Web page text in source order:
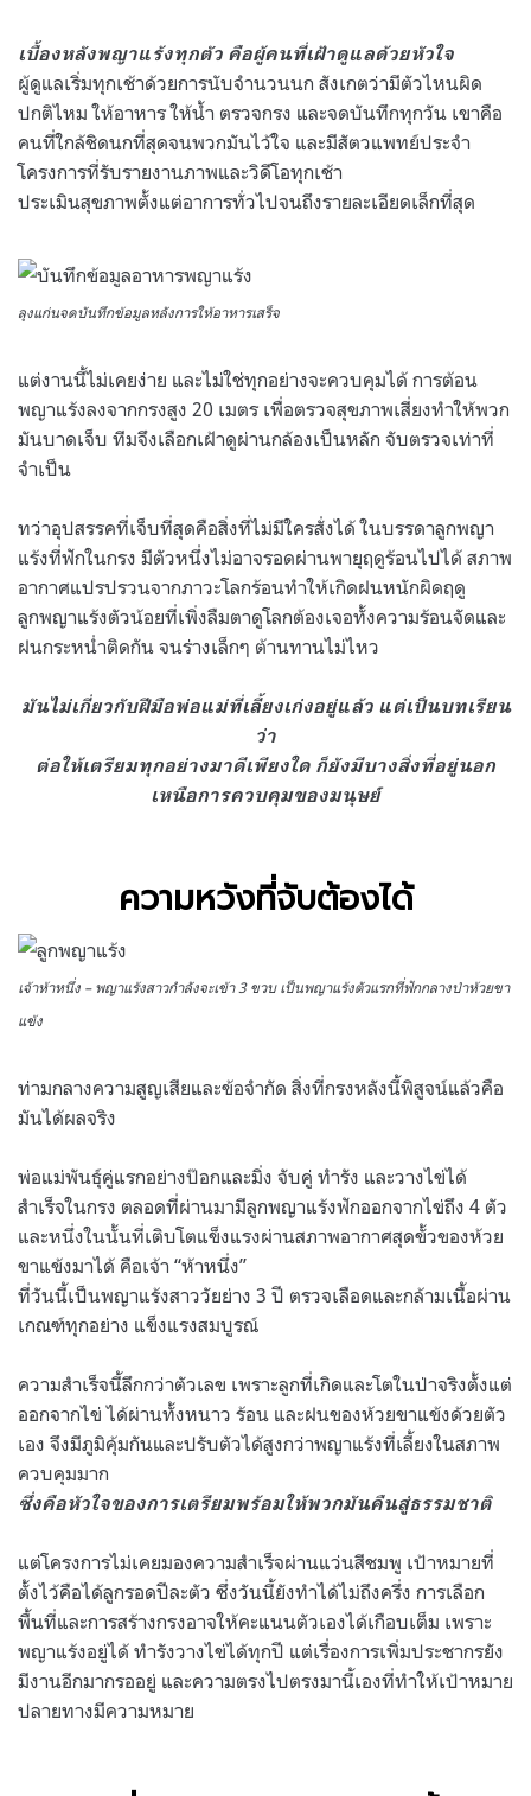
เบื้องหลังพญาแร้งทุกตัว คือผู้คนที่เฝ้าดูแลด้วยหัวใจ
ผู้ดูแลเริ่มทุกเช้าด้วยการนับจำนวนนก สังเกตว่ามีตัวไหนผิด
ปกติไหม ให้อาหาร ให้น้ำ ตรวจกรง และจดบันทึกทุกวัน เขาคือ
คนที่ใกล้ชิดนกที่สุดจนพวกมันไว้ใจ และมีสัตวแพทย์ประจำ
โครงการที่รับรายงานภาพและวิดีโอทุกเช้า
ประเมินสุขภาพตั้งแต่อาการทั่วไปจนถึงรายละเอียดเล็กที่สุด
ลุงแก่นจดบันทึกข้อมูลหลังการให้อาหารเสร็จ
แต่งานนี้ไม่เคยง่าย และไม่ใช่ทุกอย่างจะควบคุมได้ การต้อน
พญาแร้งลงจากกรงสูง 20 เมตร เพื่อตรวจสุขภาพเสี่ยงทำให้พวก
มันบาดเจ็บ ทีมจึงเลือกเฝ้าดูผ่านกล้องเป็นหลัก จับตรวจเท่าที่
จำเป็น
ทว่าอุปสรรคที่เจ็บที่สุดคือสิ่งที่ไม่มีใครสั่งได้ ในบรรดาลูกพญา
แร้งที่ฟักในกรง มีตัวหนึ่งไม่อาจรอดผ่านพายุฤดูร้อนไปได้ สภาพ
อากาศแปรปรวนจากภาวะโลกร้อนทำให้เกิดฝนหนักผิดฤดู
ลูกพญาแร้งตัวน้อยที่เพิ่งลืมตาดูโลกต้องเจอทั้งความร้อนจัดและ
ฝนกระหน่ำติดกัน จนร่างเล็กๆ ต้านทานไม่ไหว
มันไม่เกี่ยวกับฝีมือพ่อแม่ที่เลี้ยงเก่งอยู่แล้ว แต่เป็นบทเรียน
ว่า
ต่อให้เตรียมทุกอย่างมาดีเพียงใด ก็ยังมีบางสิ่งที่อยู่นอก
เหนือการควบคุมของมนุษย์
ความหวังที่จับต้องได้
เจ้าห้าหนึ่ง – พญาแร้งสาวกำลังจะเข้า 3 ขวบ เป็นพญาแร้งตัวแรกที่ฟักกลางป่าห้วยขา
แข้ง
ท่ามกลางความสูญเสียและข้อจำกัด สิ่งที่กรงหลังนี้พิสูจน์แล้วคือ
มันได้ผลจริง
พ่อแม่พันธุ์คู่แรกอย่างป๊อกและมิ่ง จับคู่ ทำรัง และวางไข่ได้
สำเร็จในกรง ตลอดที่ผ่านมามีลูกพญาแร้งฟักออกจากไข่ถึง 4 ตัว
และหนึ่งในนั้นที่เติบโตแข็งแรงผ่านสภาพอากาศสุดขั้วของห้วย
ขาแข้งมาได้ คือเจ้า “ห้าหนึ่ง”
ที่วันนี้เป็นพญาแร้งสาววัยย่าง 3 ปี ตรวจเลือดและกล้ามเนื้อผ่าน
เกณฑ์ทุกอย่าง แข็งแรงสมบูรณ์
ความสำเร็จนี้ลึกกว่าตัวเลข เพราะลูกที่เกิดและโตในป่าจริงตั้งแต่
ออกจากไข่ ได้ผ่านทั้งหนาว ร้อน และฝนของห้วยขาแข้งด้วยตัว
เอง จึงมีภูมิคุ้มกันและปรับตัวได้สูงกว่าพญาแร้งที่เลี้ยงในสภาพ
ควบคุมมาก
ซึ่งคือหัวใจของการเตรียมพร้อมให้พวกมันคืนสู่ธรรมชาติ
แต่โครงการไม่เคยมองความสำเร็จผ่านแว่นสีชมพู เป้าหมายที่
ตั้งไว้คือได้ลูกรอดปีละตัว ซึ่งวันนี้ยังทำได้ไม่ถึงครึ่ง การเลือก
พื้นที่และการสร้างกรงอาจให้คะแนนตัวเองได้เกือบเต็ม เพราะ
พญาแร้งอยู่ได้ ทำรังวางไข่ได้ทุกปี แต่เรื่องการเพิ่มประชากรยัง
มีงานอีกมากรออยู่ และความตรงไปตรงมานี้เองที่ทำให้เป้าหมาย
ปลายทางมีความหมาย